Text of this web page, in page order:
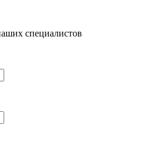
специалистов